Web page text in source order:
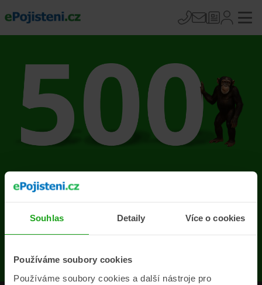
Souhlas Detaily Více o cookies
Používáme soubory cookies
Používáme soubory cookies a další nástroje pro
Na stránce se vyskytla
chyba